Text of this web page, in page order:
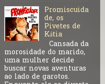
Promiscuida
de, os
Pivetes de
Kátia
Cansada da
morosidade do marido,
uma mulher decide
buscar novas aventuras
ao lado de garotos.